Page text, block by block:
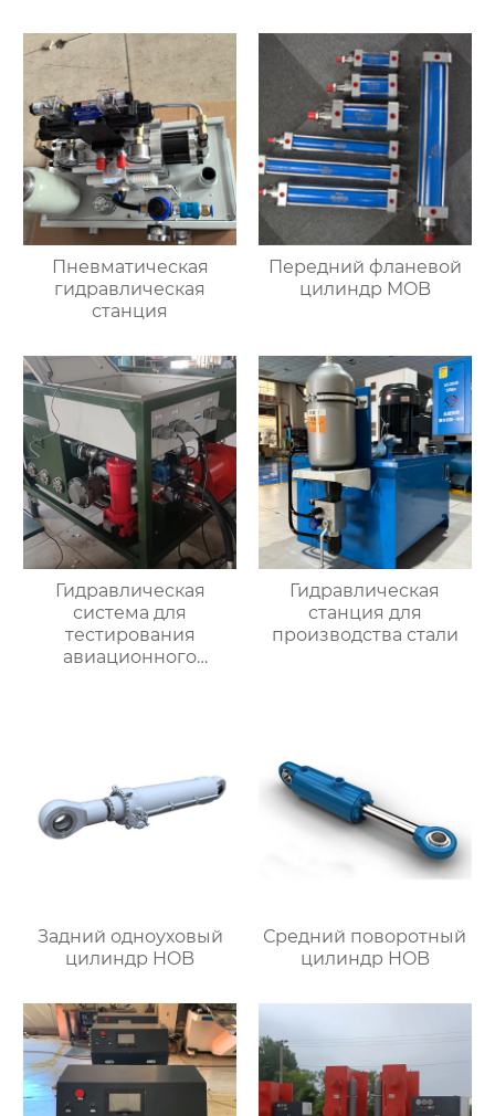
Пневматическая
гидравлическая
станция
Передний фланевой
цилиндр MOB
Гидравлическая
система для
тестирования
авиационного
Гидравлическая
станция для
производства стали
Задний одноуховый
цилиндр HOB
Средний поворотный
цилиндр HOB